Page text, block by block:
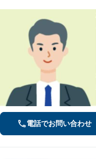
電話でお問い合わせ